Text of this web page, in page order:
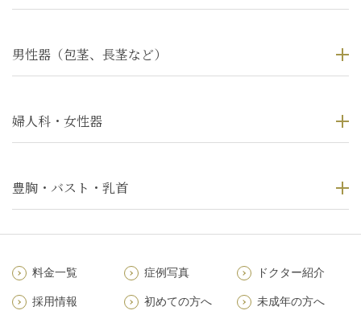
男性器（包茎、長茎など）
婦人科・女性器
豊胸・バスト・乳首
料金一覧 症例写真 ドクター紹介
採用情報 初めての方へ 未成年の方へ